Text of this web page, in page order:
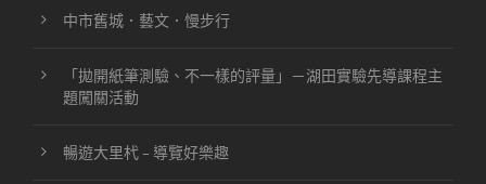
中市舊城．藝文．慢步行
「拋開紙筆測驗、不一樣的評量」－湖田實驗先導課程主
題闖關活動
暢遊大里杙 – 導覽好樂趣